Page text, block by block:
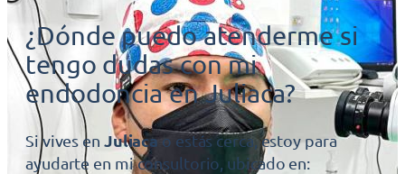
¿Dónde puedo atenderme si
tengo dudas con mi
endodoncia en Juliaca?
Si vives en Juliacao estás cerca, estoy para
ayudarte en mi consultorio, ubicado en: